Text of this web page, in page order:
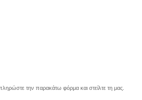
την παρακάτω φόρμα και στείλτε τη μας.